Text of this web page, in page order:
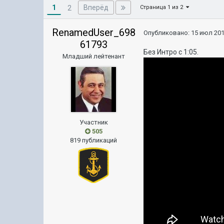
1 2 Вперёд Страница 1 из 2
RenamedUser_698
61793
Младший лейтенант
Участник
505
819 публикаций
Опубликовано: 15 июл
Без Интро с 1:05.